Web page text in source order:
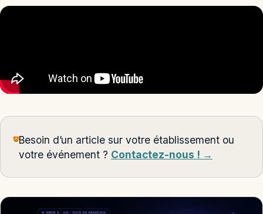
Besoin d’un article sur votre établissement ou
votre événement ? Contactez-nous ! →